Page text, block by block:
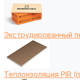
Экструдированный
Теплоизоляция PIR